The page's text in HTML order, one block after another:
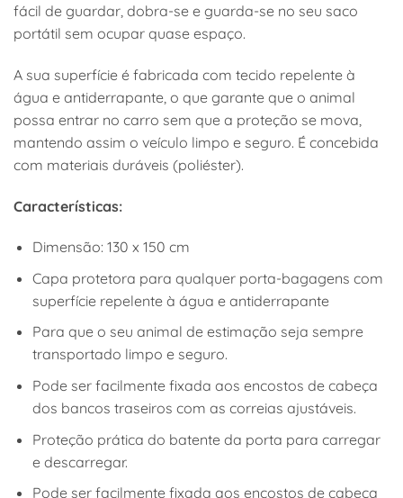
fácil de guardar, dobra-se e guarda-se no seu saco
portátil sem ocupar quase espaço.
A sua superfície é fabricada com tecido repelente à
água e antiderrapante, o que garante que o animal
possa entrar no carro sem que a proteção se mova,
mantendo assim o veículo limpo e seguro. É concebida
com materiais duráveis (poliéster).
Características:
Dimensão: 130 x 150 cm
Capa protetora para qualquer porta-bagagens com
superfície repelente à água e antiderrapante
Para que o seu animal de estimação seja sempre
transportado limpo e seguro.
Pode ser facilmente fixada aos encostos de cabeça
dos bancos traseiros com as correias ajustáveis.
Proteção prática do batente da porta para carregar
e descarregar.
Pode ser facilmente fixada aos encostos de cabeça